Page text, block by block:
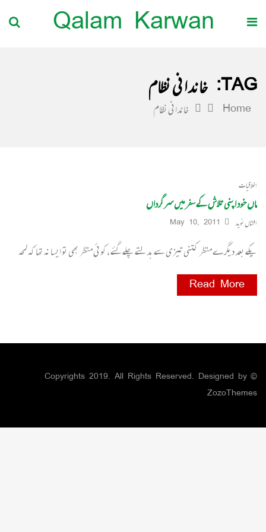
Qalam Karwan
TAG: خاندانی نظام
Home خاندانی نظام
اخلاقیات
ماں خود اپنی تلاش کے سفر میں سرگرداں
افشاں نوید May 10, 2011
یکے بعد دیگرے منظر کتنی تیزی سے بدلتے چلے گئے ، کوئی منظر بھی تو ایسا نہ تھا کہ لمحہ
Read More
© Copyrights 2019. All Rights Reserved. Designed by
ZozoThemes